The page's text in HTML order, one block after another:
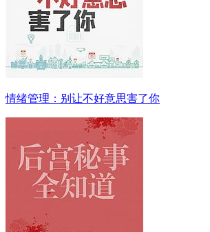
情绪管理：别让不好意思害了你